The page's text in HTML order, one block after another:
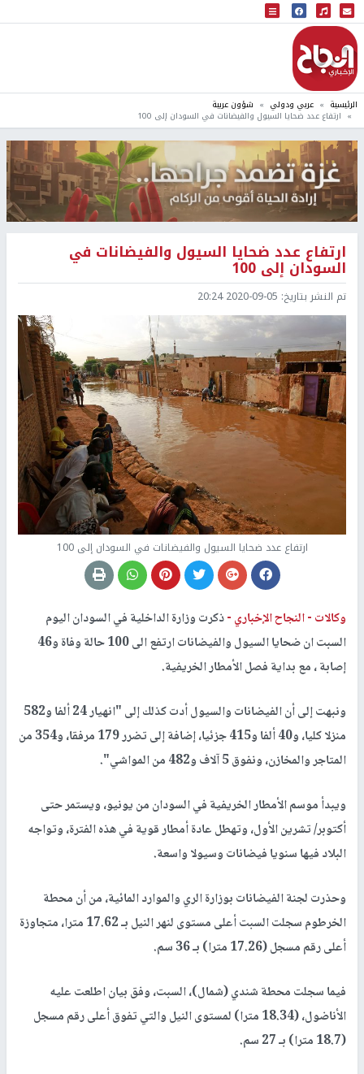
البث المباشر
إذاعة النجاح
الرئيسية عربي ودولي شؤون عربية
ارتفاع عدد ضحايا السيول والفيضانات في السودان إلى 100
ارتفاع عدد ضحايا السيول والفيضانات في
السودان إلى 100
تم النشر بتاريخ: 2020-09-05 20:24
ارتفاع عدد ضحايا السيول والفيضانات في السودان إلى 100
وكالات -النجاح الإخباري -ذكرت وزارة الداخلية في السودان اليوم
السبت ان ضحايا السيول والفيضانات ارتفع الى 100 حالة وفاة و46
إصابة ، مع بداية فصل الأمطار الخريفية.
ونبهت إلى أن الفيضانات والسيول أدت كذلك إلى "انهيار 24 ألفا و582
منزلا كليا، و40 ألفا و415 جزئيا، إضافة إلى تضرر 179 مرفقا، و354 من
المتاجر والمخازن، ونفوق 5 آلاف و482 من المواشي".
ويبدأ موسم الأمطار الخريفية في السودان من يونيو، ويستمر حتى
أكتوبر/ تشرين الأول، وتهطل عادة أمطار قوية في هذه الفترة، وتواجه
البلاد فيها سنويا فيضانات وسيولا واسعة.
وحذرت لجنة الفيضانات بوزارة الري والموارد المائية، من أن محطة
الخرطوم سجلت السبت أعلى مستوى لنهر النيل بـ 17.62 مترا، متجاوزة
أعلى رقم مسجل (17.26 مترا) بـ 36 سم.
فيما سجلت محطة شندي (شمال)، السبت، وفق بيان اطلعت عليه
الأناضول، (18.34 مترا) لمستوى النيل والتي تفوق أعلى رقم مسجل
(18.7 مترا) بـ 27 سم.